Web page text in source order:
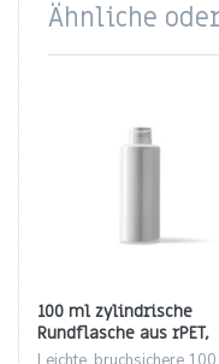
Ähnliche
100 ml zylindrische
Rundflasche aus rPET,
weiß, Gewinde 24/410